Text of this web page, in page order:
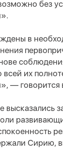
без
в
их
— говорится
высказались
Сирию,